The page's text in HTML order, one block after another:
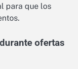
para que los
ofertas